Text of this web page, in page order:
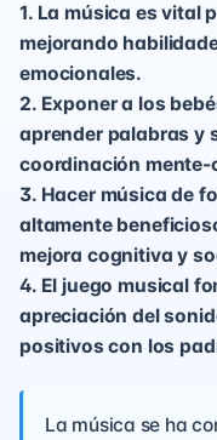
1. La música es vital
mejorando
emocionales.
2. Exponer a los
aprender palabras y
coordinación mente-
3. Hacer música de
altamente
mejora cognitiva y
4. El juego musical
apreciación del
positivos con los
La música se ha